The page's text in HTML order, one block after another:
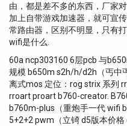
由，都是差不多的东西，厂家
加上自带游戏加速器，就可宣
常路由器，区别不明显，只有
wifi是什么.
60a ncp303160 6层pcb 与
规模 b650m s2h/h/d2h（丐中
离式mos 定位：rog strix 系列
rroart proart b760-creator.
b760m-plus（重炮手一代 wifi
5+2+2 pwm（立锜 d5版本价